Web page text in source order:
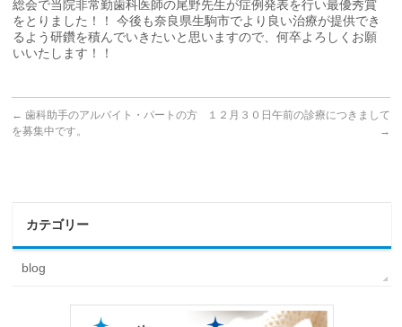
総会で当院非常勤歯科医師の尾野先生が症例発表を行い最優秀賞
をとりました！！ 今後も奈良県生駒市でより良い治療が提供でき
るよう研鑽を積んでいきたいと思いますので、何卒よろしくお願
いいたします！！
← 歯科助手のアルバイト・パートの方
を募集中です。
１２月３０日午前の診療につきまして
→
カテゴリー
blog